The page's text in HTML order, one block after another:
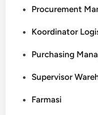
Procurement
Koordinator
Purchasing
Supervisor
Farmasi